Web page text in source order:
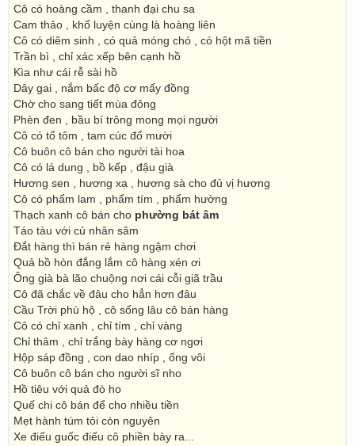
Cô có hoàng cầm , thanh đại chu sa
Cam thảo , khổ luyện cùng là hoàng liên
Cô có diêm sinh , có quả móng chó , có hột mã tiền
Trần bì , chỉ xác xếp bên cạnh hồ
Kìa như cái rễ sài hồ
Dây gai , nắm bấc độ cơ mấy đồng
Chờ cho sang tiết mùa đông
Phèn đen , bầu bí trông mong mọi người
Cô có tổ tôm , tam cúc đố mười
Cô buôn cô bán cho người tài hoa
Cô có lá dung , bồ kếp , đậu già
Hương sen , hương xạ , hương sà cho đủ vị hương
Cô có phẩm lam , phẩm tím , phẩm hường
Thạch xanh cô bán cho phường bát âm
Táo tàu với củ nhân sâm
Đắt hàng thì bán rẻ hàng ngậm chơi
Quả bồ hòn đắng lắm cô hàng xén ơi
Ông già bà lão chuộng nơi cái cỗi giã trầu
Cô đã chắc về đâu cho hẳn hơn đâu
Cầu Trời phù hộ , cô sống lâu cô bán hàng
Cô có chỉ xanh , chỉ tím , chỉ vàng
Chỉ thâm , chỉ trắng bày hàng cơ ngơi
Hộp sáp đồng , con dao nhíp , ống vôi
Cô buôn cô bán cho người sĩ nho
Hồ tiêu với quả đò ho
Quế chi cô bán để cho nhiều tiền
Mẹt hành túm tỏi còn nguyên
Xe điếu guốc điếu cô phiền bày ra...